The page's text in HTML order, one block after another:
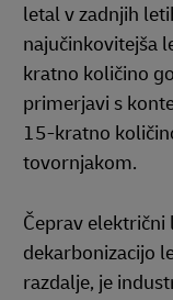
letal v zadnjih
najučinkovitejša
kratno količino
primerjavi s
15-kratno
tovornjakom.
Čeprav električni
dekarbonizacijo
razdalje, je